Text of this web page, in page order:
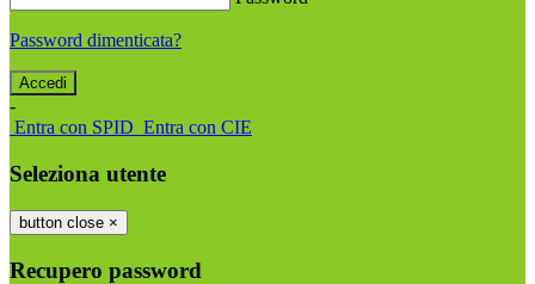
Password dimenticata?
-
Entra con SPID Entra con CIE
Seleziona utente
button close ×
Recupero password